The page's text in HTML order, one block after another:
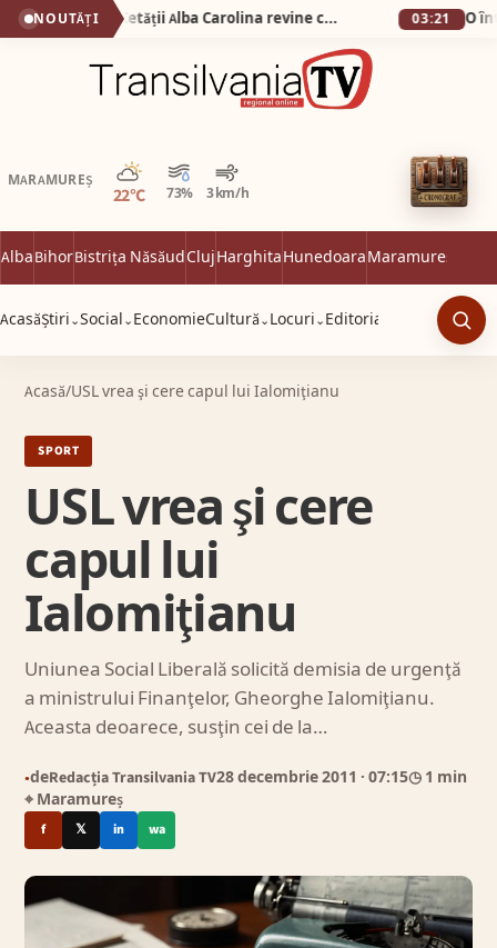
NOUTĂȚI De la 1 Mai: Garda Cetății Alba Carolina revine cu salve de tun și un spectacol istoric de excepție 03:21
MARAMUREȘ
22°C 73% 3 km/h
Parțial noros
AlbaBihorBistrița NăsăudClujHarghitaHunedoaraMaramureș
AcasăȘtiri ⌄Social ⌄ EconomieCultură ⌄ Locuri ⌄ Editorial
Acasă/USL vrea şi cere capul lui Ialomiţianu
SPORT
USL vrea şi cere
capul lui
Ialomiţianu
Uniunea Social Liberală solicită demisia de urgenţă
a ministrului Finanţelor, Gheorghe Ialomiţianu.
Aceasta deoarece, susţin cei de la…
●deRedacția Transilvania TV28 decembrie 2011 · 07:15◷ 1 min
⌖ Maramureș
f 𝕏 in wa